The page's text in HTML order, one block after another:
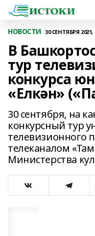
НОВОСТИ 30 СЕНТЯБРЯ 2021,
В
тур
конкурса
«Елкән»
30 сентября, на
конкурсный тур
телевизионного
телеканалом
Министерства